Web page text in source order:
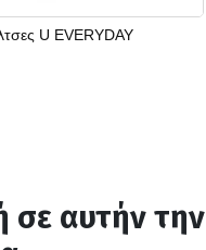
U EVERYDAY
σε αυτήν την